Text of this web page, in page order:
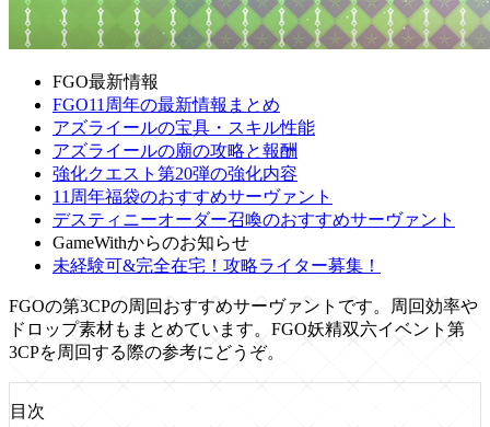
FGO最新情報
FGO11周年の最新情報まとめ
アズライールの宝具・スキル性能
アズライールの廟の攻略と報酬
強化クエスト第20弾の強化内容
11周年福袋のおすすめサーヴァント
デスティニーオーダー召喚のおすすめサーヴァント
GameWithからのお知らせ
未経験可&完全在宅！攻略ライター募集！
FGOの第3CPの周回おすすめサーヴァントです。周回効率や
ドロップ素材もまとめています。FGO妖精双六イベント第
3CPを周回する際の参考にどうぞ。
目次